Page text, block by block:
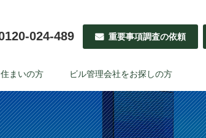
024-489 重要事項調査の依頼
まいの方 ビル管理会社をお探しの方